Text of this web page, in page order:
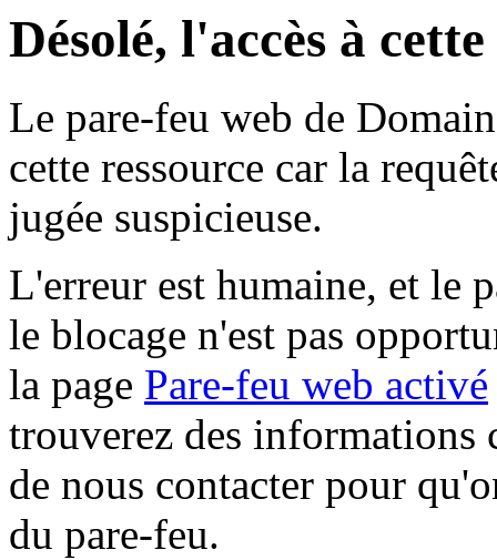
Désolé, l'accès à
Le pare-feu web de
cette ressource car la
jugée suspicieuse.
L'erreur est humaine, et le
le blocage n'est pas
la page Pare-feu web activé
trouverez des informations
de nous contacter pour
du pare-feu.